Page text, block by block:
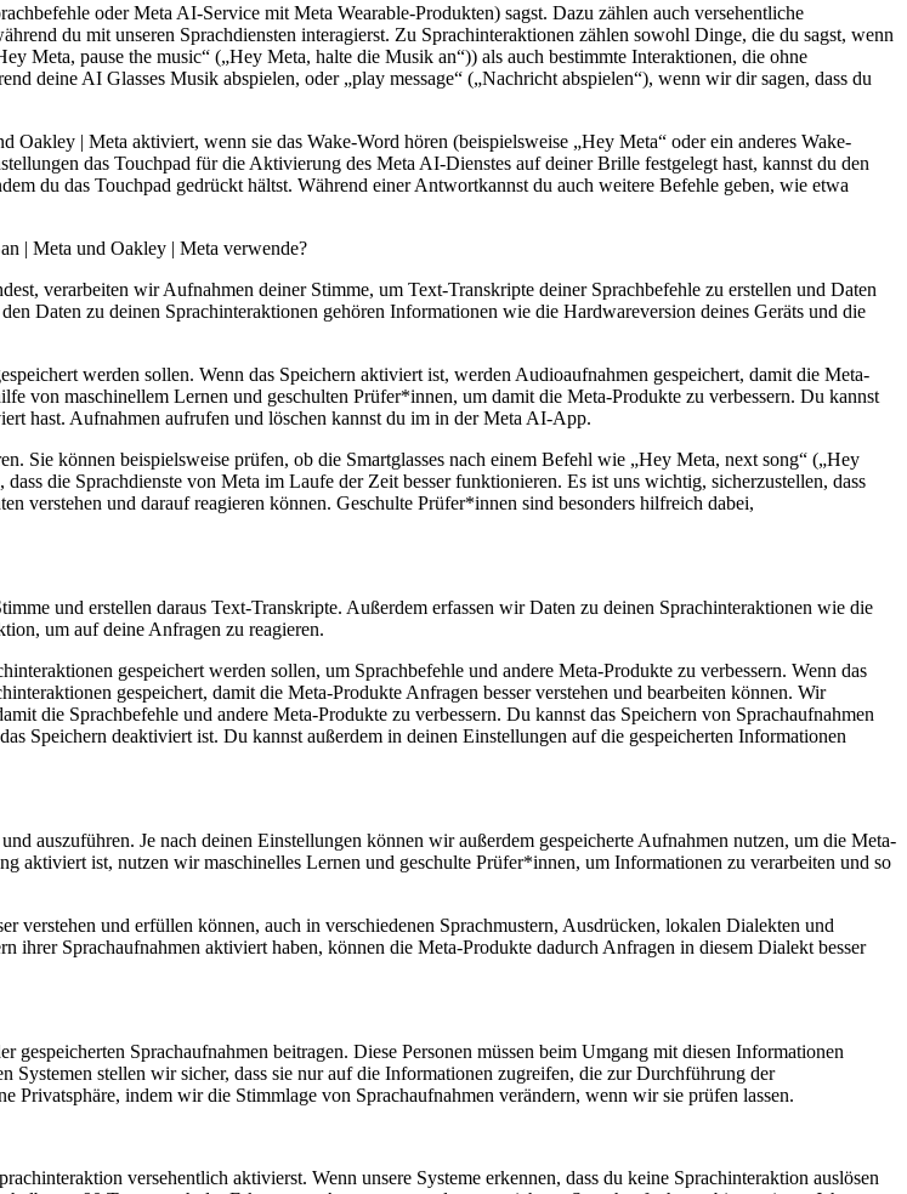
oder Meta AI-Service mit Meta Wearable-Produkten) sagst. Dazu zählen auch versehentliche
du mit unseren Sprachdiensten interagierst. Zu Sprachinteraktionen zählen sowohl Dinge, die du sagst, wenn
Meta, pause the music“ („Hey Meta, halte die Musik an“)) als auch bestimmte Interaktionen, die ohne
deine AI Glasses Musik abspielen, oder „play message“ („Nachricht abspielen“), wenn wir dir sagen, dass du
| Meta aktiviert, wenn sie das Wake-Word hören (beispielsweise „Hey Meta“ oder ein anderes Wake-
das Touchpad für die Aktivierung des Meta AI-Dienstes auf deiner Brille festgelegt hast, kannst du den
du das Touchpad gedrückt hältst. Während einer Antwortkannst du auch weitere Befehle geben, wie etwa
| Meta und Oakley | Meta verwende?
verarbeiten wir Aufnahmen deiner Stimme, um Text-Transkripte deiner Sprachbefehle zu erstellen und Daten
Daten zu deinen Sprachinteraktionen gehören Informationen wie die Hardwareversion deines Geräts und die
werden sollen. Wenn das Speichern aktiviert ist, werden Audioaufnahmen gespeichert, damit die Meta-
von maschinellem Lernen und geschulten Prüfer*innen, um damit die Meta-Produkte zu verbessern. Du kannst
hast. Aufnahmen aufrufen und löschen kannst du im in der Meta AI-App.
Sie können beispielsweise prüfen, ob die Smartglasses nach einem Befehl wie „Hey Meta, next song“ („Hey
die Sprachdienste von Meta im Laufe der Zeit besser funktionieren. Es ist uns wichtig, sicherzustellen, dass
verstehen und darauf reagieren können. Geschulte Prüfer*innen sind besonders hilfreich dabei,
und erstellen daraus Text-Transkripte. Außerdem erfassen wir Daten zu deinen Sprachinteraktionen wie die
um auf deine Anfragen zu reagieren.
gespeichert werden sollen, um Sprachbefehle und andere Meta-Produkte zu verbessern. Wenn das
gespeichert, damit die Meta-Produkte Anfragen besser verstehen und bearbeiten können. Wir
die Sprachbefehle und andere Meta-Produkte zu verbessern. Du kannst das Speichern von Sprachaufnahmen
Speichern deaktiviert ist. Du kannst außerdem in deinen Einstellungen auf die gespeicherten Informationen
auszuführen. Je nach deinen Einstellungen können wir außerdem gespeicherte Aufnahmen nutzen, um die Meta-
aktiviert ist, nutzen wir maschinelles Lernen und geschulte Prüfer*innen, um Informationen zu verarbeiten und so
verstehen und erfüllen können, auch in verschiedenen Sprachmustern, Ausdrücken, lokalen Dialekten und
ihrer Sprachaufnahmen aktiviert haben, können die Meta-Produkte dadurch Anfragen in diesem Dialekt besser
Sprachaufnahmen beitragen. Diese Personen müssen beim Umgang mit diesen Informationen
stellen wir sicher, dass sie nur auf die Informationen zugreifen, die zur Durchführung der
indem wir die Stimmlage von Sprachaufnahmen verändern, wenn wir sie prüfen lassen.
versehentlich aktivierst. Wenn unsere Systeme erkennen, dass du keine Sprachinteraktion auslösen